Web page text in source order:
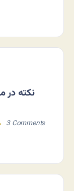
3 Comments